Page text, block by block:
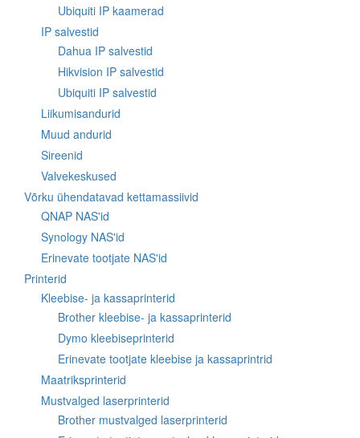
Ubiquiti IP kaamerad
IP salvestid
Dahua IP salvestid
Hikvision IP salvestid
Ubiquiti IP salvestid
Liikumisandurid
Muud andurid
Sireenid
Valvekeskused
Võrku ühendatavad kettamassiivid
QNAP NAS'id
Synology NAS'id
Erinevate tootjate NAS'id
Printerid
Kleebise- ja kassaprinterid
Brother kleebise- ja kassaprinterid
Dymo kleebiseprinterid
Erinevate tootjate kleebise ja kassaprintrid
Maatriksprinterid
Mustvalged laserprinterid
Brother mustvalged laserprinterid